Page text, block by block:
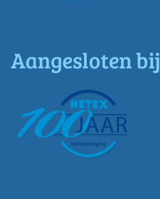
Aangesloten bij